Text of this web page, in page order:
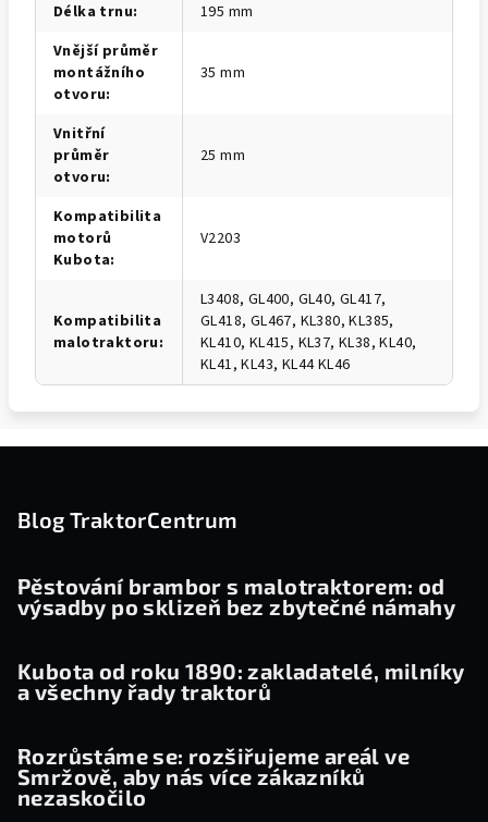
Délka trnu:
195 mm
Vnější průměr
montážního
otvoru:
35 mm
Vnitřní
průměr
otvoru:
25 mm
Kompatibilita
motorů
Kubota:
V2203
Kompatibilita
malotraktoru:
L3408, GL400, GL40, GL417,
GL418, GL467, KL380, KL385,
KL410, KL415, KL37, KL38, KL40,
KL41, KL43, KL44 KL46
Blog TraktorCentrum
Pěstování brambor s malotraktorem: od
výsadby po sklizeň bez zbytečné námahy
Kubota od roku 1890: zakladatelé, milníky
a všechny řady traktorů
Rozrůstáme se: rozšiřujeme areál ve
Smržově, aby nás více zákazníků
nezaskočilo